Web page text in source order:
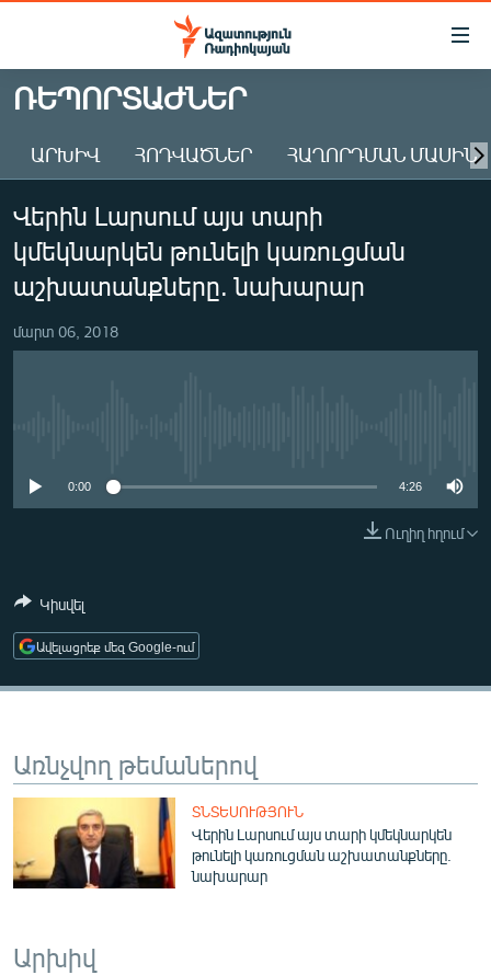
Մատչելիության
Անցնել
հիմնական
Անցնել
հիմնական
մենյուին
Որոնում
ԱԶԱՏՈՒԹՅՈՒՆ TV
ՀԱՅԱՍՏԱՆ
ԸՆՏՐՈՒԹՅՈՒՆՆԵՐ 2026
ԻՐԱՎՈՒՆՔ
ՏՆՏԵՍՈՒԹՅՈՒՆ
ՄԻՋԱԶԳԱՅԻՆ
ՄԵԿՆԱԲԱՆՈՒԹՅՈՒՆ
ՏՏ ԵՒ ԻՆՏԵՐՆԵՏ
ՏԵՍԱՆՅՈՒԹԵՐ
ԲԱՆԱՎԵՃ
ՁԳՏԵԼՈՎ ԼԱՎԱԳՈՒՅՆԻՆ
Հայերեն
ՌԵՊՈՐՏԱԺՆԵՐ
ԱՐԽԻՎ ՀՈԴՎԱԾՆԵՐ ՀԱՂՈՐԴՄԱՆ ՄԱՍԻՆ
Վերին Լարսում այս տարի
կմեկնարկեն թունելի կառուցման
աշխատանքները. նախարար
մարտ 06, 2018
0:00 4:26
Ուղիղ հղում
Կիսվել
Ավելացրեք մեզ Google-ում
Առնչվող թեմաներով
ՏՆՏԵՍՈՒԹՅՈՒՆ
Վերին Լարսում այս տարի կմեկնարկեն
թունելի կառուցման աշխատանքները.
նախարար
Արխիվ